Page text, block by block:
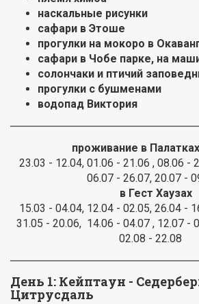
наскальные рисунки
сафари в Этоше
прогулки на мокоро в
сафари в Чобе парке, на
солончаки и птичий
прогулки с бушменами
водопад Виктория
проживание в
23.03 - 12.04, 01.06 - 21.06 , 08.06 -
06.07 - 26.07, 20.07 -
в Гест Хаузах
15.03 - 04.04, 12.04 - 02.05, 26.04 -
31.05 - 20.06, 14.06 - 04.07 , 12.07 -
02.08 - 22.08
День 1: Кейптаун -
Цитрусдаль